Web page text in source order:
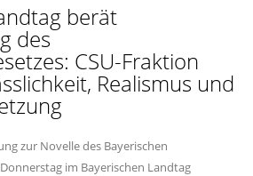
berät
des
CSU-Fraktion
Realismus und
zur Novelle des Bayerischen
im Bayerischen Landtag